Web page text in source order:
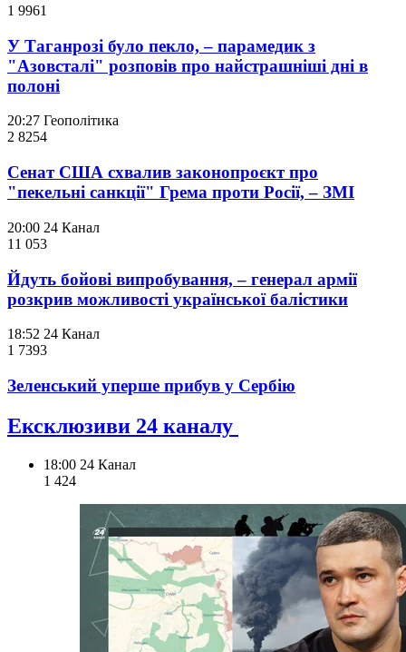
1 9961
У Таганрозі було пекло, – парамедик з
"Азовсталі" розповів про найстрашніші дні в
полоні
20:27 Геополітика
2 8254
Сенат США схвалив законопроєкт про
"пекельні санкції" Грема проти Росії, – ЗМІ
20:00 24 Канал
11 053
Йдуть бойові випробування, – генерал армії
розкрив можливості української балістики
18:52 24 Канал
1 7393
Зеленський уперше прибув у Сербію
Ексклюзиви 24 каналу
18:00 24 Канал
1 424